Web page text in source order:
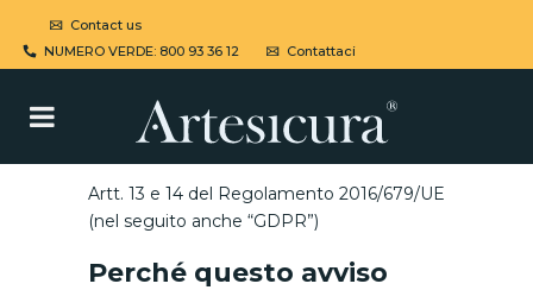
Contact us
NUMERO VERDE: 800 93 36 12
Contattaci
Artt. 13 e 14 del Regolamento 2016/679/UE
(nel seguito anche “GDPR”)
Perché questo avviso